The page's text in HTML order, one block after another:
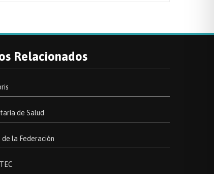
Relacionados
de Salud
de la Federación